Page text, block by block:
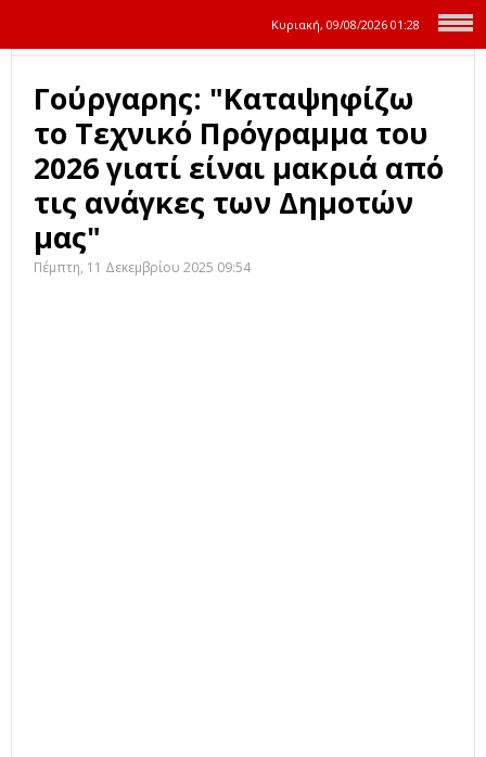
Κυριακή, 09/08/2026 01:28
Γούργαρης: "Καταψηφίζω
το Τεχνικό Πρόγραμμα του
2026 γιατί είναι μακριά από
τις ανάγκες των Δημοτών
μας"
Πέμπτη, 11 Δεκεμβρίου 2025 09:54